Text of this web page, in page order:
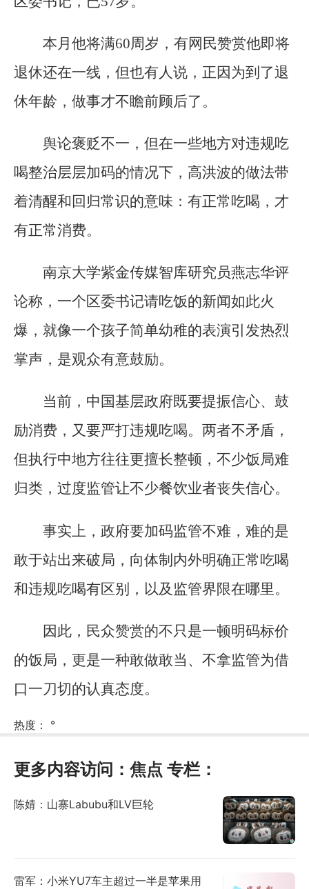
本月他将满60周岁，有网民赞赏他即将
退休还在一线，但也有人说，正因为到了退
休年龄，做事才不瞻前顾后了。
舆论褒贬不一，但在一些地方对违规吃
喝整治层层加码的情况下，高洪波的做法带
着清醒和回归常识的意味：有正常吃喝，才
有正常消费。
南京大学紫金传媒智库研究员燕志华评
论称，一个区委书记请吃饭的新闻如此火
爆，就像一个孩子简单幼稚的表演引发热烈
掌声，是观众有意鼓励。
当前，中国基层政府既要提振信心、鼓
励消费，又要严打违规吃喝。两者不矛盾，
但执行中地方往往更擅长整顿，不少饭局难
归类，过度监管让不少餐饮业者丧失信心。
事实上，政府要加码监管不难，难的是
敢于站出来破局，向体制内外明确正常吃喝
和违规吃喝有区别，以及监管界限在哪里。
因此，民众赞赏的不只是一顿明码标价
的饭局，更是一种敢做敢当、不拿监管为借
口一刀切的认真态度。
热度： °
更多内容访问： 焦点 专栏：
陈婧：山寨Labubu和LV巨轮
雷军：小米YU7车主超过一半是苹果用